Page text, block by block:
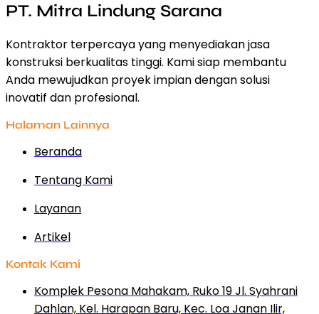
PT. Mitra Lindung Sarana
Kontraktor terpercaya yang menyediakan jasa
konstruksi berkualitas tinggi. Kami siap membantu
Anda mewujudkan proyek impian dengan solusi
inovatif dan profesional.
Halaman Lainnya
Beranda
Tentang Kami
Layanan
Artikel
Kontak Kami
Komplek Pesona Mahakam, Ruko 19 Jl. Syahrani
Dahlan, Kel. Harapan Baru, Kec. Loa Janan Ilir,